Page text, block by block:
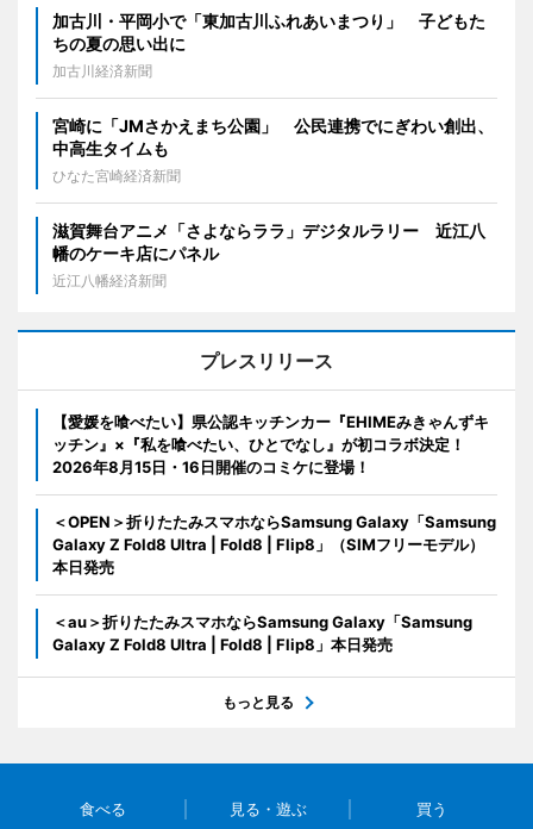
加古川・平岡小で「東加古川ふれあいまつり」 子どもた
ちの夏の思い出に
加古川経済新聞
宮崎に「JMさかえまち公園」 公民連携でにぎわい創出、
中高生タイムも
ひなた宮崎経済新聞
滋賀舞台アニメ「さよならララ」デジタルラリー 近江八
幡のケーキ店にパネル
近江八幡経済新聞
プレスリリース
【愛媛を喰べたい】県公認キッチンカー『EHIMEみきゃんずキ
ッチン』×『私を喰べたい、ひとでなし』が初コラボ決定！
2026年8月15日・16日開催のコミケに登場！
＜OPEN＞折りたたみスマホならSamsung Galaxy「Samsung
Galaxy Z Fold8 Ultra | Fold8 | Flip8」（SIMフリーモデル）
本日発売
＜au＞折りたたみスマホならSamsung Galaxy「Samsung
Galaxy Z Fold8 Ultra | Fold8 | Flip8」本日発売
もっと見る
食べる 見る・遊ぶ 買う